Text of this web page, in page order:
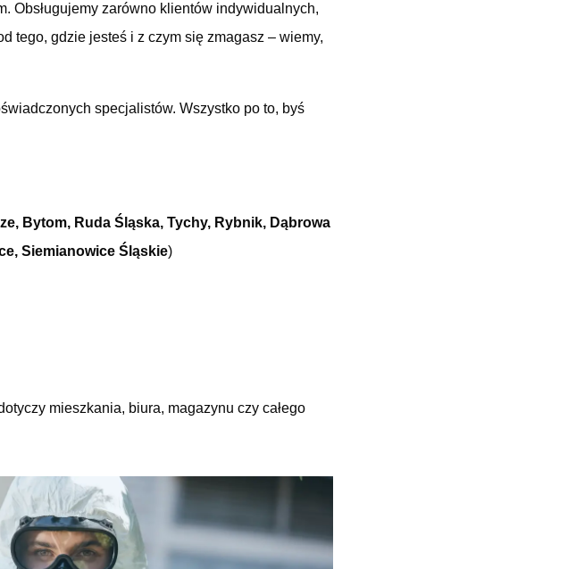
Obsługujemy zarówno klientów indywidualnych,
tego, gdzie jesteś i z czym się zmagasz – wiemy,
specjalistów. Wszystko po to, byś
Bytom, Ruda Śląska, Tychy, Rybnik, Dąbrowa
Siemianowice Śląskie)
mieszkania, biura, magazynu czy całego